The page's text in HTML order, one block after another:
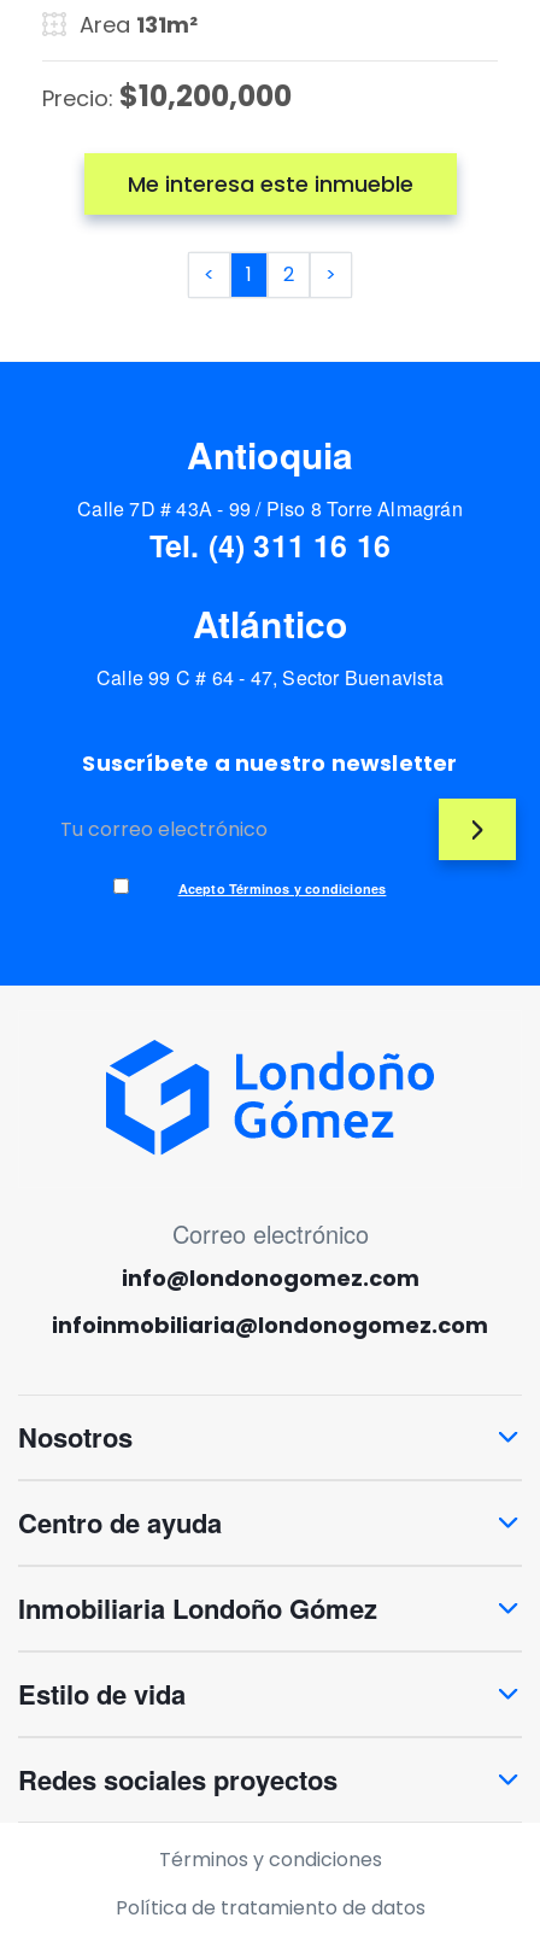
Area 131m²
Precio: $10,200,000
Me interesa este inmueble
< 1 2 >
Antioquia
Calle 7D # 43A - 99 / Piso 8 Torre Almagrán
Tel. (4) 311 16 16
Atlántico
Calle 99 C # 64 - 47, Sector Buenavista
Suscríbete a nuestro newsletter
Acepto Términos y condiciones
MENÚ CORREO ELECTRÓNICO
Correo electrónico
info@londonogomez.com
infoinmobiliaria@londonogomez.com
Nosotros
Centro de ayuda
Inmobiliaria Londoño Gómez
Estilo de vida
Redes sociales proyectos
Información legal
Términos y condiciones
Política de tratamiento de datos